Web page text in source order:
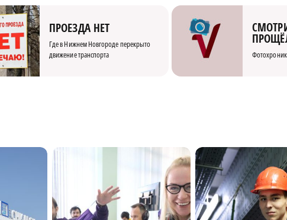
ПРОЕЗДА НЕТ
Где в Нижнем Новгороде перекрыто
движение транспорта